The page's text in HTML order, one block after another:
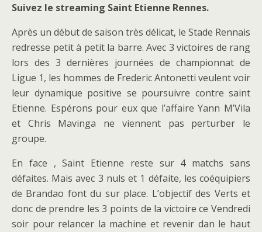
Suivez le streaming Saint Etienne Rennes.
Après un début de saison très délicat, le Stade Rennais
redresse petit à petit la barre. Avec 3 victoires de rang
lors des 3 dernières journées de championnat de
Ligue 1, les hommes de Frederic Antonetti veulent voir
leur dynamique positive se poursuivre contre saint
Etienne. Espérons pour eux que l’affaire Yann M’Vila
et Chris Mavinga ne viennent pas perturber le
groupe.
En face , Saint Etienne reste sur 4 matchs sans
défaites. Mais avec 3 nuls et 1 défaite, les coéquipiers
de Brandao font du sur place. L’objectif des Verts et
donc de prendre les 3 points de la victoire ce Vendredi
soir pour relancer la machine et revenir dan le haut